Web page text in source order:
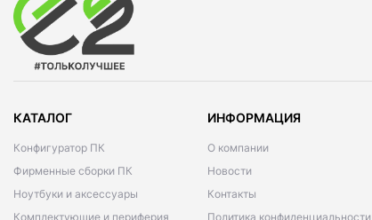
КАТАЛОГ
Конфигуратор ПК
Фирменные сборки ПК
Ноутбуки и аксессуары
Комплектующие и периферия
ИНФОРМАЦИЯ
О компании
Новости
Контакты
Политика конфиденциальности